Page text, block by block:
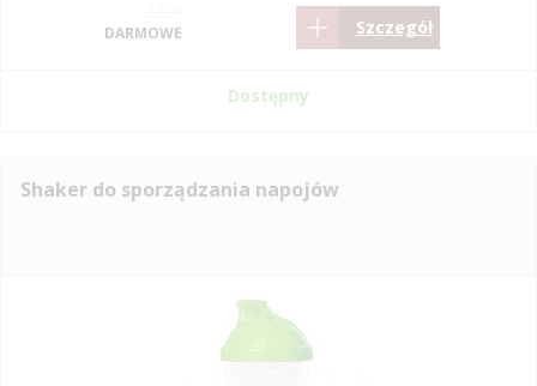
DARMOWE Szczegół
Dostępny
Shaker do sporządzania napojów